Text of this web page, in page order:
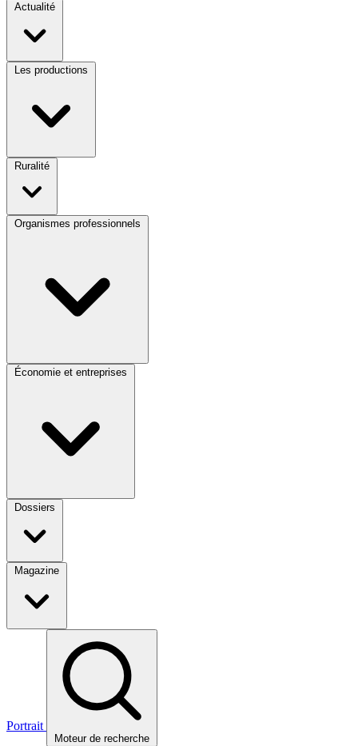
Actualité
Les productions
Ruralité
Organismes professionnels
Économie et entreprises
Dossiers
Magazine
Portrait
Moteur de recherche